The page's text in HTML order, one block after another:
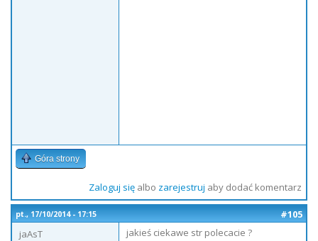
Góra strony
Zaloguj sięalbo zarejestruj aby dodać komentarz
pt., 17/10/2014 - 17:15
#105
jaAsT
jakieś ciekawe str polecacie ?